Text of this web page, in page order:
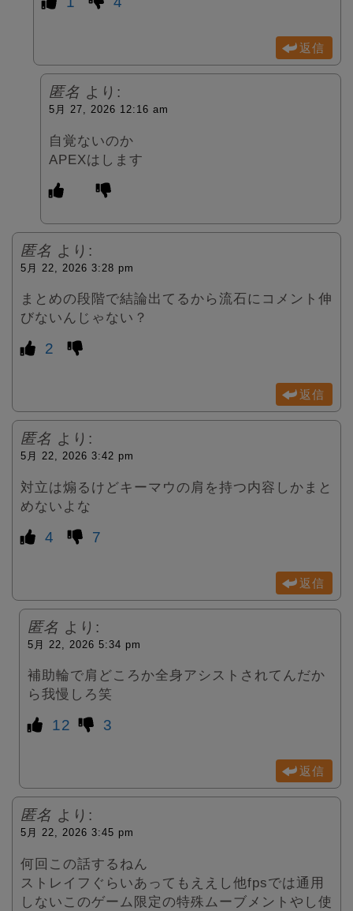
返信
匿名 より:
5月 27, 2026 12:16 am
自覚ないのか
APEXはします
匿名 より:
5月 22, 2026 3:28 pm
まとめの段階で結論出てるから流石にコメント伸
びないんじゃない？
2
返信
匿名 より:
5月 22, 2026 3:42 pm
対立は煽るけどキーマウの肩を持つ内容しかまと
めないよな
4 7
返信
匿名 より:
5月 22, 2026 5:34 pm
補助輪で肩どころか全身アシストされてんだか
ら我慢しろ笑
12 3
返信
匿名 より:
5月 22, 2026 3:45 pm
何回この話するねん
ストレイフぐらいあってもええし他fpsでは通用
しないこのゲーム限定の特殊ムーブメントやし使